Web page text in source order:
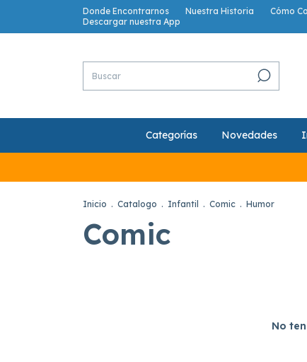
Donde Encontrarnos Nuestra Historia Cómo
Descargar nuestra App
Categorías Novedades
Inicio . Catalogo . Infantil . Comic . Humor
Comic
No